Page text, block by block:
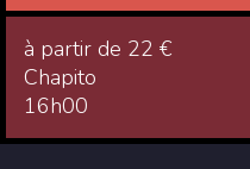
à partir de 22 €
Chapito
16h00